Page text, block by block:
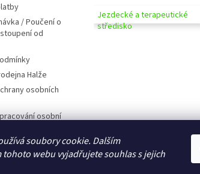
soubory cookie. Dalším
tohoto webu vyjadřujete souhlas s jejich
/ Poučení o
od
Halže
osobních
osobní
Jezdecké a terapeutické
středisko